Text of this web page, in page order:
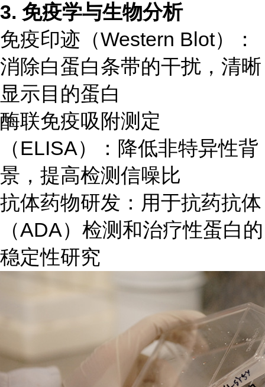
3. 免疫学与生物分析
免疫印迹（Western Blot）：
消除白蛋白条带的干扰，清晰
显示目的蛋白
酶联免疫吸附测定
（ELISA）：降低非特异性背
景，提高检测信噪比
抗体药物研发：用于抗药抗体
（ADA）检测和治疗性蛋白的
稳定性研究